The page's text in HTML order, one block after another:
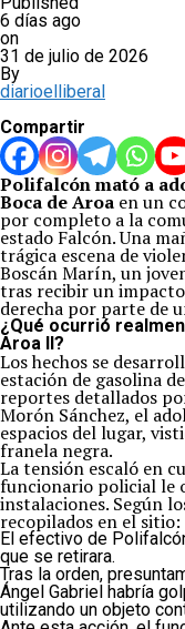
6 días ago
on
31 de julio de 2026
By
diarioelliberal
Compartir
Polifalcón mató a
Boca de Aroa en un
por completo a la
estado Falcón. Una
trágica escena de
Boscán Marín, un
tras recibir un
derecha por parte de
¿Qué ocurrió
Aroa II?
Los hechos se
estación de gasolina
reportes detallados
Morón Sánchez, el
espacios del lugar,
franela negra.
La tensión escaló en
funcionario policial le
instalaciones. Según
recopilados en el sitio:
El efectivo de
que se retirara.
Tras la orden,
Ángel Gabriel habría
utilizando un objeto